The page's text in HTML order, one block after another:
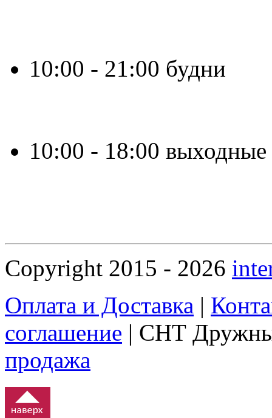
10:00 - 21:00 будни
10:00 - 18:00 выходные
Copyright 2015 - 2026
Оплата и Доставка |
соглашение | СНТ
продажа